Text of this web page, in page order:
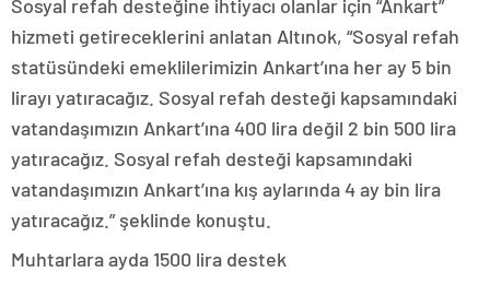
Sosyal refah desteğine ihtiyacı olanlar için “Ankart”
hizmeti getireceklerini anlatan Altınok, “Sosyal refah
statüsündeki emeklilerimizin Ankart’ına her ay 5 bin
lirayı yatıracağız. Sosyal refah desteği kapsamındaki
vatandaşımızın Ankart’ına 400 lira değil 2 bin 500 lira
yatıracağız. Sosyal refah desteği kapsamındaki
vatandaşımızın Ankart’ına kış aylarında 4 ay bin lira
yatıracağız.” şeklinde konuştu.
Muhtarlara ayda 1500 lira destek